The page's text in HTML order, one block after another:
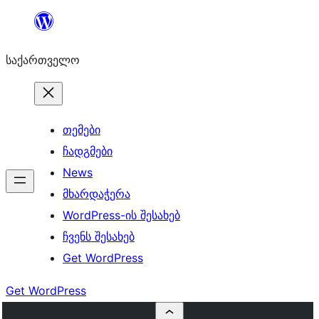
შიგთავსზე
საქართველო
თემები
ჩადგმები
News
მხარდაჭერა
WordPress-ის შესახებ
ჩვენს შესახებ
Get WordPress
Get WordPress